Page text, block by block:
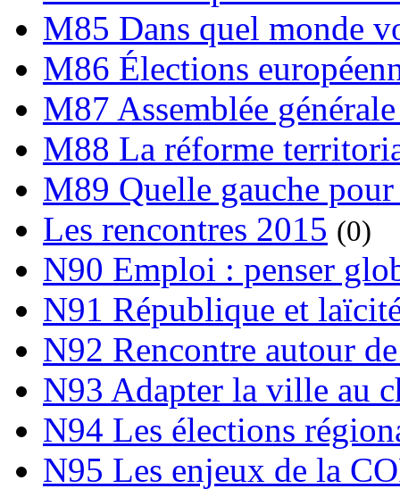
M85 Dans quel monde
M86 Élections
M87 Assemblée
M88 La réforme
M89 Quelle gauche
Les rencontres 2015 (0)
N90 Emploi : penser
N91 République et
N92 Rencontre autour
N93 Adapter la ville au
N94 Les élections
N95 Les enjeux de la